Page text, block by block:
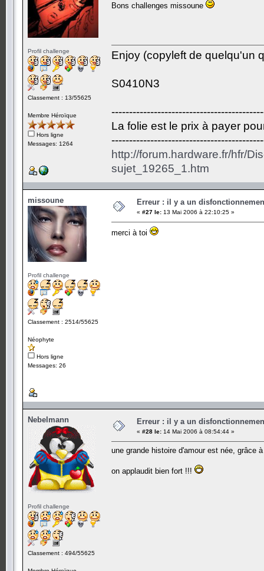
Profil challenge
Classement : 13/55625
Membre Héroïque
Hors ligne
Messages: 1264
Bons challenges missoune
Enjoy (copyleft de quelqu'un
S0410N3
La folie est le prix à payer
http://forum.hardware.fr/hfr/
sujet_19265_1.htm
missoune
Profil challenge
Classement : 2514/55625
Néophyte
Hors ligne
Messages: 26
Erreur : il y a un
« #27 le: 13 Mai 2006 à 22:10:25 »
merci à toi
Nebelmann
Profil challenge
Classement : 494/55625
Erreur : il y a un
« #28 le: 14 Mai 2006 à 08:54:44 »
une grande histoire d'amour est née, grâce
on applaudit bien fort !!!